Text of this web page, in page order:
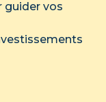
guider vos